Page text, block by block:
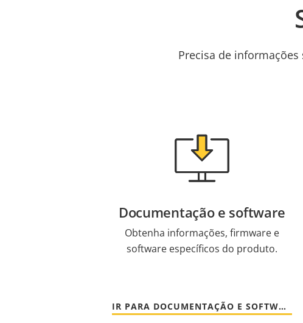
Precisa de
Documentação e software
Obtenha informações, firmware e
software específicos do produto.
IR PARA DOCUMENTAÇÃO E SOFTWARE